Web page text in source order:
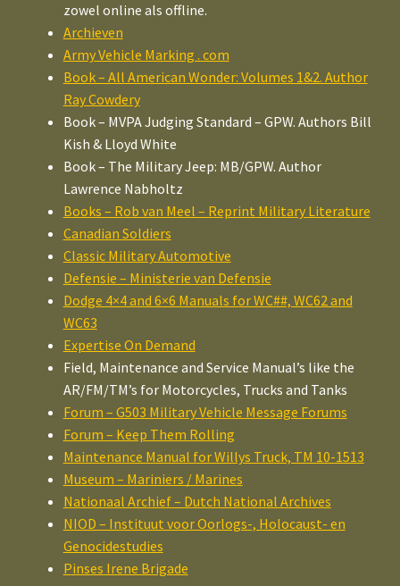
zowel online als offline.
Archieven
Army Vehicle Marking . com
Book – All American Wonder: Volumes 1&2. Author
Ray Cowdery
Book – MVPA Judging Standard – GPW. Authors Bill
Kish & Lloyd White
Book – The Military Jeep: MB/GPW. Author
Lawrence Nabholtz
Books – Rob van Meel – Reprint Military Literature
Canadian Soldiers
Classic Military Automotive
Defensie – Ministerie van Defensie
Dodge 4×4 and 6×6 Manuals for WC##, WC62 and
WC63
Expertise On Demand
Field, Maintenance and Service Manual’s like the
AR/FM/TM’s for Motorcycles, Trucks and Tanks
Forum – G503 Military Vehicle Message Forums
Forum – Keep Them Rolling
Maintenance Manual for Willys Truck, TM 10-1513
Museum – Mariniers / Marines
Nationaal Archief – Dutch National Archives
NIOD – Instituut voor Oorlogs-, Holocaust- en
Genocidestudies
Pinses Irene Brigade